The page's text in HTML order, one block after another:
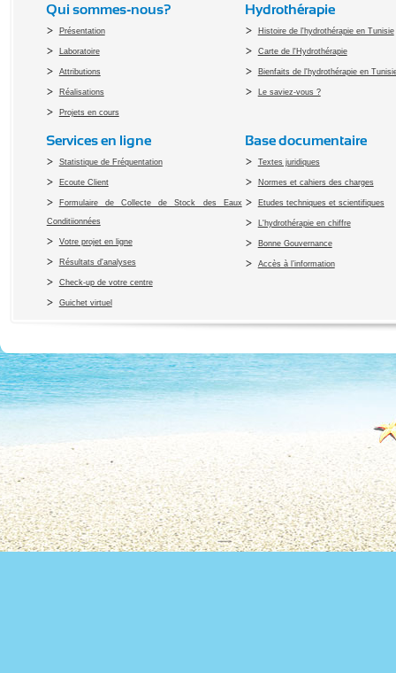
Qui sommes-nous?
Présentation
Laboratoire
Attributions
Réalisations
Projets en cours
Hydrothérapie
Histoire de l'hydrothérapie en Tunisie
Carte de l'Hydrothérapie
Bienfaits de l'hydrothérapie en
Le saviez-vous ?
Services en ligne
Statistique de Fréquentation
Ecoute Client
Formulaire de Collecte de Stock des Eaux
Conditiionnées
Votre projet en ligne
Résultats d'analyses
Check-up de votre centre
Guichet virtuel
Base documentaire
Textes juridiques
Normes et cahiers des charges
Etudes techniques et scientifiques
L'hydrothérapie en chiffre
Bonne Gouvernance
Accès à l’information